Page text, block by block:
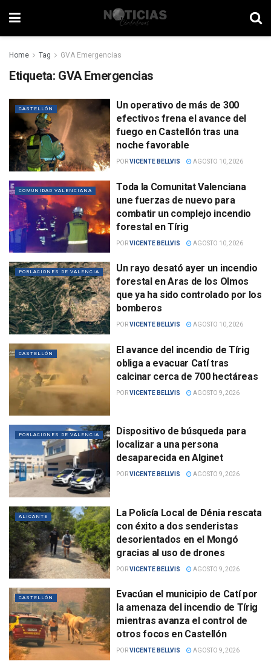
Home Tag GVA Emergencias
Etiqueta: GVA Emergencias
CASTELLÓN
Un operativo de más de 300
efectivos frena el avance del
fuego en Castellón tras una
noche favorable
PORVICENTE BELLVIS AGOSTO 10, 2026
COMUNIDAD VALENCIANA
Toda la Comunitat Valenciana
une fuerzas de nuevo para
combatir un complejo incendio
forestal en Tírig
PORVICENTE BELLVIS AGOSTO 10, 2026
POBLACIONES DE VALENCIA
Un rayo desató ayer un incendio
forestal en Aras de los Olmos
que ya ha sido controlado por los
bomberos
PORVICENTE BELLVIS AGOSTO 10, 2026
CASTELLÓN
El avance del incendio de Tírig
obliga a evacuar Catí tras
calcinar cerca de 700 hectáreas
PORVICENTE BELLVIS AGOSTO 9, 2026
POBLACIONES DE VALENCIA
Dispositivo de búsqueda para
localizar a una persona
desaparecida en Alginet
PORVICENTE BELLVIS AGOSTO 9, 2026
ALICANTE
La Policía Local de Dénia rescata
con éxito a dos senderistas
desorientados en el Mongó
gracias al uso de drones
PORVICENTE BELLVIS AGOSTO 9, 2026
CASTELLÓN
Evacúan el municipio de Catí por
la amenaza del incendio de Tírig
mientras avanza el control de
otros focos en Castellón
PORVICENTE BELLVIS AGOSTO 9, 2026